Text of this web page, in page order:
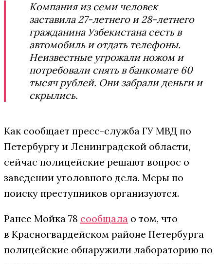
Компания из семи человек
заставила 27-летнего и 28-летнего
гражданина Узбекистана сесть в
автомобиль и отдать телефоны.
Неизвестные угрожали ножом и
потребовали снять в банкомате 60
тысяч рублей. Они забрали деньги и
скрылись.
Как сообщает пресс-служба ГУ МВД по
Петербургу и Ленинградской области,
сейчас полицейские решают вопрос о
заведении уголовного дела. Меры по
поиску преступников организуются.
Ранее Мойка 78 сообщала о том, что
в Красногвардейском районе Петербурга
полицейские обнаружили лабораторию по